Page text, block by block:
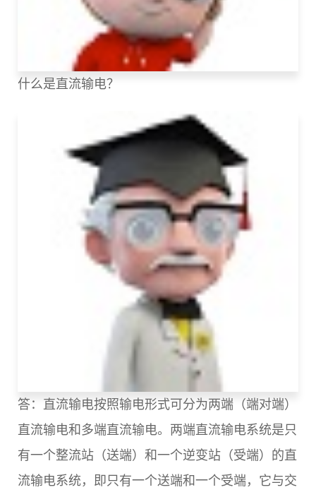
什么是直流输电？
答：直流输电按照输电形式可分为两端（端对端）
直流输电和多端直流输电。两端直流输电系统是只
有一个整流站（送端）和一个逆变站（受端）的直
流输电系统，即只有一个送端和一个受端，它与交